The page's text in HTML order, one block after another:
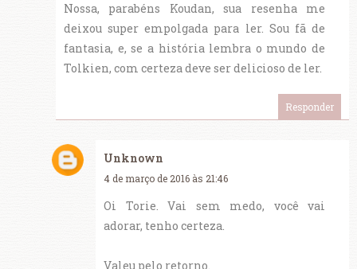
Nossa, parabéns Koudan, sua resenha me
deixou super empolgada para ler. Sou fã de
fantasia, e, se a história lembra o mundo de
Tolkien, com certeza deve ser delicioso de ler.
Responder
Unknown
4 de março de 2016 às 21:46
Oi Torie. Vai sem medo, você vai
adorar, tenho certeza.
Valeu pelo retorno.